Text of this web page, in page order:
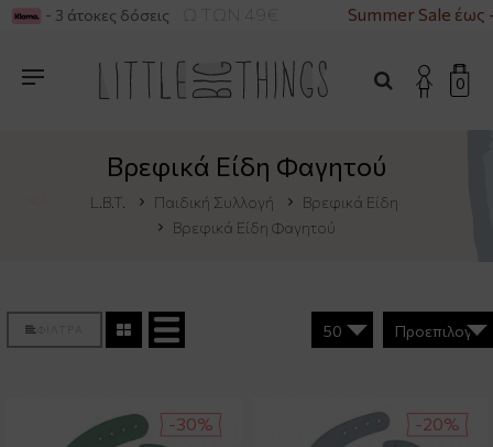
ΓΙΑ ΑΓΟΡΕΣ ΑΝΩ ΤΩΝ 49€ Summer Sale έως -
- 3 άτοκες δόσεις
0
Βρεφικά Είδη Φαγητού
L.B.T. Παιδική Συλλογή
Βρεφικά Είδη
Βρεφικά Είδη Φαγητού
ΦΙΛΤΡΑ
-30% -20%